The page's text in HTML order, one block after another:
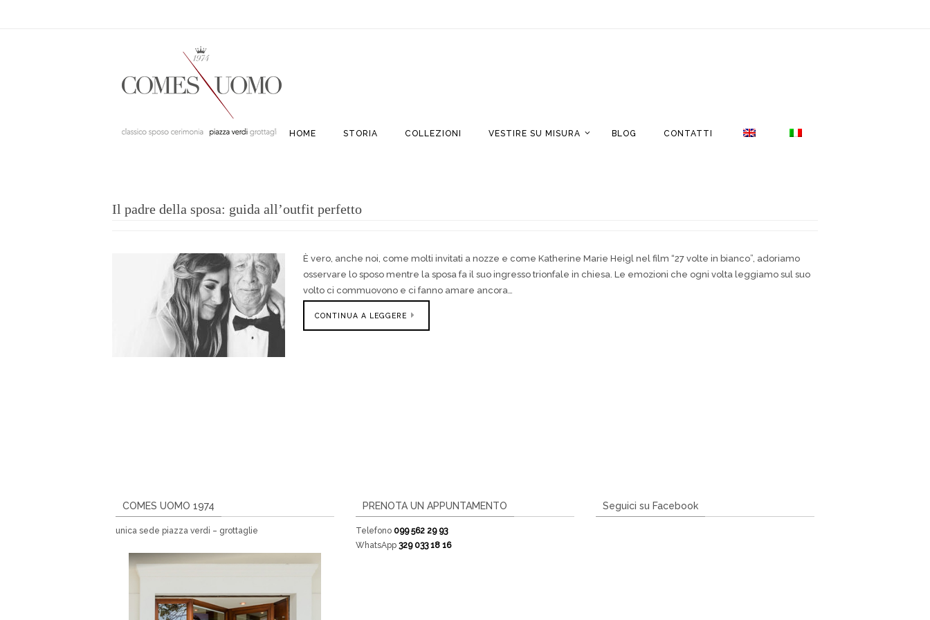
HOME STORIA COLLEZIONI VESTIRE SU MISURA BLOG CONTATTI
Il padre della sposa: guida all’outfit perfetto
È vero, anche noi, come molti invitati a nozze e come Katherine Marie Heigl nel film “27 volte in bianco”, adoriamo
osservare lo sposo mentre la sposa fa il suo ingresso trionfale in chiesa. Le emozioni che ogni volta leggiamo sul suo
volto ci commuovono e ci fanno amare ancora…
CONTINUA A LEGGERE
COMES UOMO 1974
unica sede piazza verdi – grottaglie
PRENOTA UN APPUNTAMENTO
Telefono 099 562 29 93
WhatsApp 329 033 18 16
Seguici su Facebook